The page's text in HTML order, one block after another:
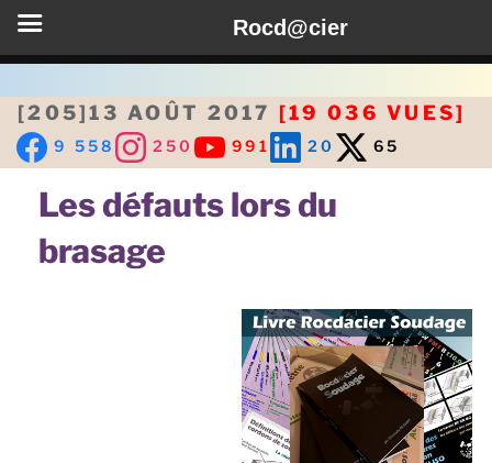
Aller
au
contenu
[205]13 AOÛT 2017 [19 036 VUES]
9 558 250 991 20 65
Les défauts lors du
brasage
Rocd@cier